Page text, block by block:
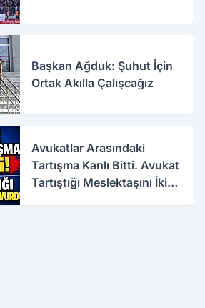
Başkan Ağduk: Şuhut İçin
Ortak Akılla Çalışcağız
Avukatlar Arasındaki
Tartışma Kanlı Bitti. Avukat
Tartıştığı Meslektaşını İki